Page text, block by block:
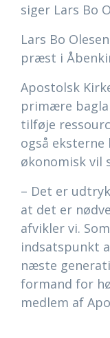
siger Lars Bo
Lars Bo
præst i
Apostolsk
primære
tilføje
også
økonomisk vil
– Det er
at det er
afvikler vi.
indsatspunkt
næste
formand for
medlem af